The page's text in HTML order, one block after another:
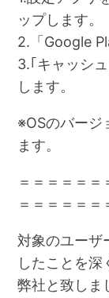
ップします。
2.「Google
3.｢キャッシ
します。
※OSのバージ
ます。
＝＝＝＝＝＝
＝＝＝＝＝＝
対象のユーザ
したことを深
弊社と致しま